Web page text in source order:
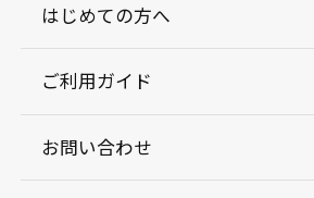
はじめての方へ
ご利用ガイド
お問い合わせ